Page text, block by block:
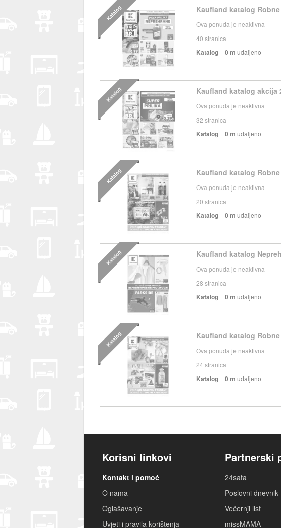
Kaufland katalog Robne
Ova ponuda je neaktivna
40 stranica
Katalog 0 m udaljeno
Katalog
Kaufland katalog akcija
Ova ponuda je neaktivna
32 stranica
Katalog 0 m udaljeno
Katalog
Kaufland katalog Robne
Ova ponuda je neaktivna
20 stranica
Katalog 0 m udaljeno
Katalog
Kaufland katalog
Ova ponuda je neaktivna
28 stranica
Katalog 0 m udaljeno
Katalog
Kaufland katalog Robne
Ova ponuda je neaktivna
24 stranica
Katalog 0 m udaljeno
Katalog
Korisni linkovi
Kontakt i pomoć
O nama
Oglašavanje
Uvjeti i pravila korištenja
Partnerski
24sata
Poslovni dnevnik
Večernji list
missMAMA